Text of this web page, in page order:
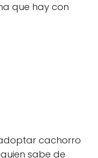
que hay con
cachorro
sabe de